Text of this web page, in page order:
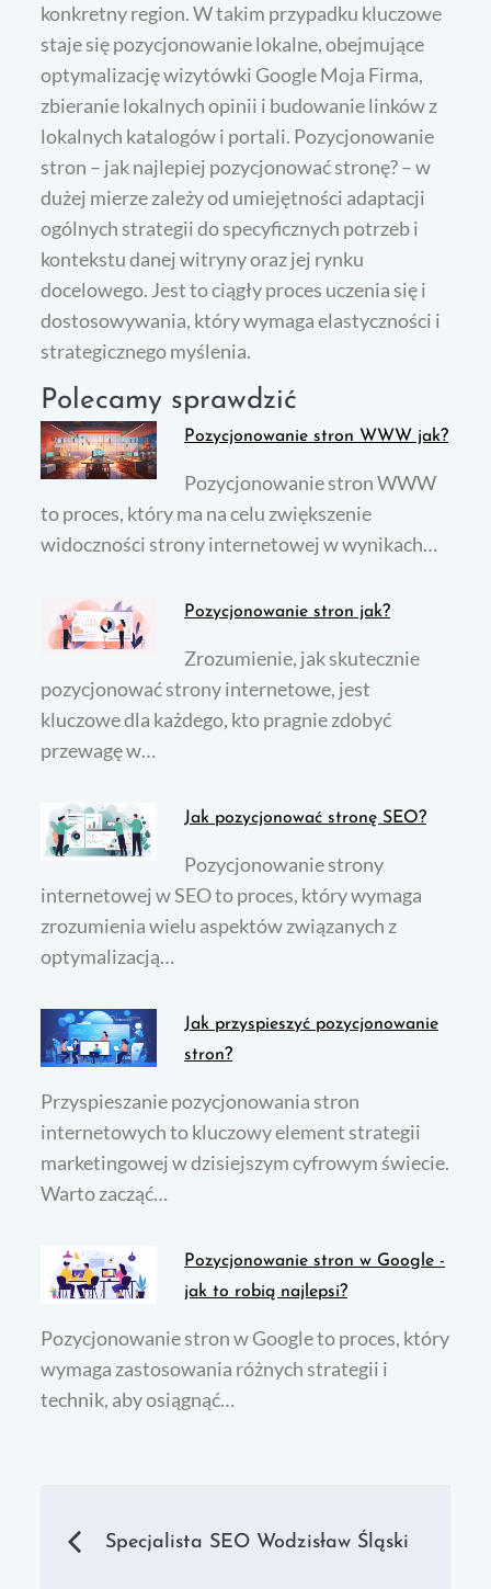
konkretny region. W takim przypadku kluczowe
staje się pozycjonowanie lokalne, obejmujące
optymalizację wizytówki Google Moja Firma,
zbieranie lokalnych opinii i budowanie linków z
lokalnych katalogów i portali. Pozycjonowanie
stron – jak najlepiej pozycjonować stronę? – w
dużej mierze zależy od umiejętności adaptacji
ogólnych strategii do specyficznych potrzeb i
kontekstu danej witryny oraz jej rynku
docelowego. Jest to ciągły proces uczenia się i
dostosowywania, który wymaga elastyczności i
strategicznego myślenia.
Polecamy sprawdzić
Pozycjonowanie stron WWW jak?
Pozycjonowanie stron WWW
to proces, który ma na celu zwiększenie
widoczności strony internetowej w wynikach…
Pozycjonowanie stron jak?
Zrozumienie, jak skutecznie
pozycjonować strony internetowe, jest
kluczowe dla każdego, kto pragnie zdobyć
przewagę w…
Jak pozycjonować stronę SEO?
Pozycjonowanie strony
internetowej w SEO to proces, który wymaga
zrozumienia wielu aspektów związanych z
optymalizacją…
Jak przyspieszyć pozycjonowanie
stron?
Przyspieszanie pozycjonowania stron
internetowych to kluczowy element strategii
marketingowej w dzisiejszym cyfrowym świecie.
Warto zacząć…
Pozycjonowanie stron w Google -
jak to robią najlepsi?
Pozycjonowanie stron w Google to proces, który
wymaga zastosowania różnych strategii i
technik, aby osiągnąć…
Nawigacja
Specjalista SEO Wodzisław Śląski